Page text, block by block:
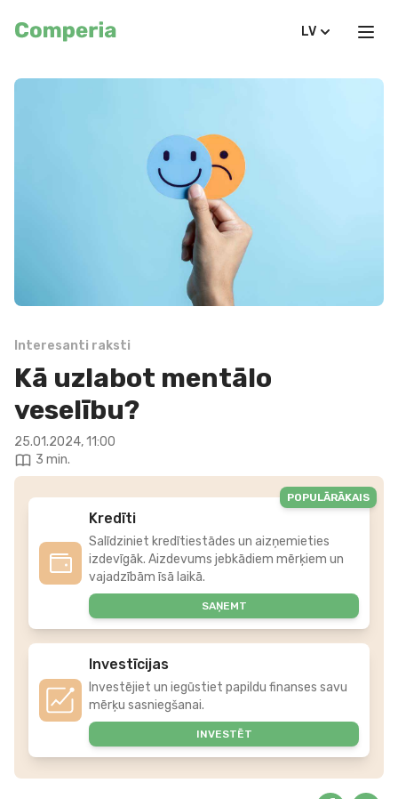
LV
Interesanti raksti
Kā uzlabot mentālo
veselību?
25.01.2024, 11:00
3 min.
Kredīti
Salīdziniet kredītiestādes un aizņemieties
izdevīgāk. Aizdevums jebkādiem mērķiem un
vajadzībām īsā laikā.
SAŅEMT
POPULĀRĀKAIS
Investīcijas
Investējiet un iegūstiet papildu finanses savu
mērķu sasniegšanai.
INVESTĒT